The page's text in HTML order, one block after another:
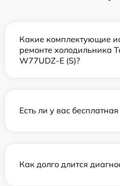
Какие комплектующие
ремонте холодильника
W77UDZ-E (S)?
Есть ли у вас
Как долго длится